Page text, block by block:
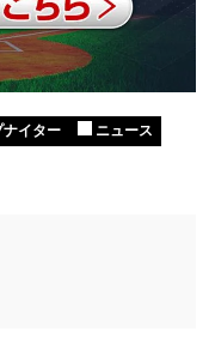
ナイター
ニュース